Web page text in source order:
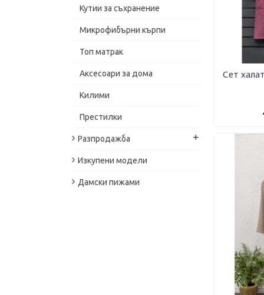
Кутии за съхранение
Микрофибърни кърпи
Топ матрак
Аксесоари за дома
Килими
Престилки
Разпродажба +
Изкупени модели
Дамски пижами
Сет